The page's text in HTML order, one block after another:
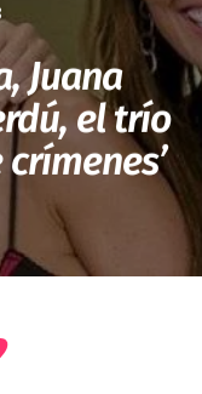
Juana
el trío